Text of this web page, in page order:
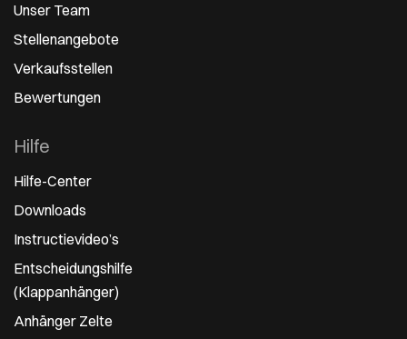
Unser Team
Stellenangebote
Verkaufsstellen
Bewertungen
Hilfe
Hilfe-Center
Downloads
Instructievideo’s
Entscheidungshilfe
(Klappanhänger)
Anhänger Zelte